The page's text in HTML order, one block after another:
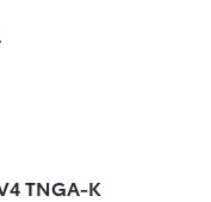
TNGA-K